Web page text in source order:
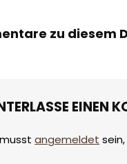
zu diesem
EINEN
angemeldet